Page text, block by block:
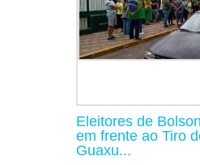
Eleitores de
em frente ao Tiro
Guaxu...